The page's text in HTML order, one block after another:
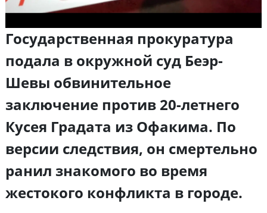
Государственная прокуратура
подала в окружной суд Беэр-
Шевы обвинительное
заключение против 20-летнего
Кусея Градата из Офакима. По
версии следствия, он смертельно
ранил знакомого во время
жестокого конфликта в городе.